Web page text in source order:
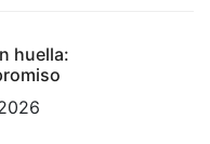
huella: